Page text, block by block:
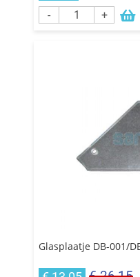
- +
Glasplaatje DB-001/